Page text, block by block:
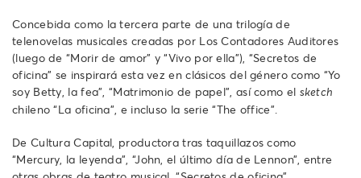
Concebida como la tercera parte de una trilogía de
telenovelas musicales creadas por Los Contadores Auditores
(luego de “Morir de amor” y “Vivo por ella”), “Secretos de
oficina” se inspirará esta vez en clásicos del género como “Yo
soy Betty, la fea”, “Matrimonio de papel”, así como el sketch
chileno “La oficina”, e incluso la serie “The office”.
De Cultura Capital, productora tras taquillazos como
“Mercury, la leyenda”, “John, el último día de Lennon”, entre